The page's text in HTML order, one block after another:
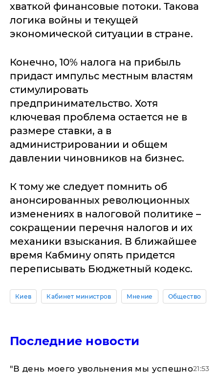
хваткой финансовые потоки. Такова
логика войны и текущей
экономической ситуации в стране.
Конечно, 10% налога на прибыль
придаст импульс местным властям
стимулировать
предпринимательство. Хотя
ключевая проблема остается не в
размере ставки, а в
администрировании и общем
давлении чиновников на бизнес.
К тому же следует помнить об
анонсированных революционных
изменениях в налоговой политике –
сокращении перечня налогов и их
механики взыскания. В ближайшее
время Кабмину опять придется
переписывать Бюджетный кодекс.
Киев Кабинет министров Мнение Общество
Последние новости
​"В день моего увольнения мы успешно21:53